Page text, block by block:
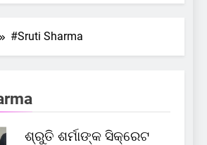
#Sruti Sharma
ଶ୍ରୁତି ଶର୍ମାଙ୍କ ସିକ୍ରେଟ